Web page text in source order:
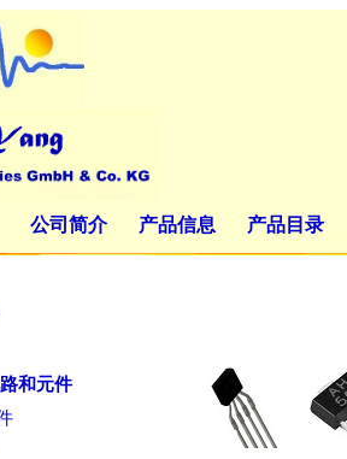
公司简介 产品信息 产品目录
和元件